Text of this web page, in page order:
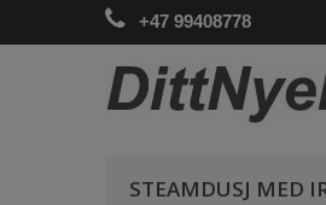
+47 99408778
STEAMDUSJ MED